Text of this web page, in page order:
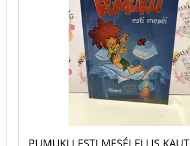
PUMUKLI ESTI MESÉI ELLIS KAUT